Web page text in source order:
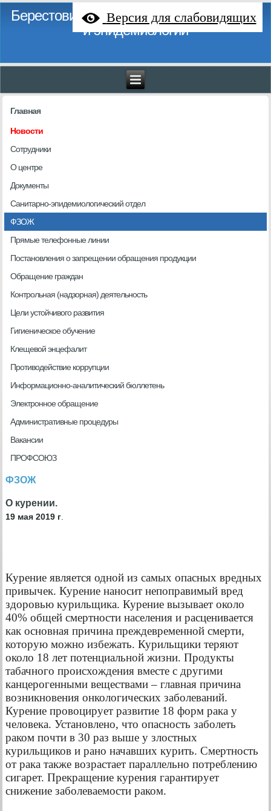
Версия для слабовидящих
Берестовицкий районный центр гигиены
и эпидемиологии
Главная
Новости
Сотрудники
О центре
Документы
Санитарно-эпидемиологический отдел
ФЗОЖ
Прямые телефонные линии
Постановления о запрещении обращения продукции
Обращение граждан
Контрольная (надзорная) деятельность
Цели устойчивого развития
Гигиеническое обучение
Клещевой энцефалит
Противодействие коррупции
Информационно-аналитический бюллетень
Электронное обращение
Административные процедуры
Вакансии
ПРОФСОЮЗ
ФЗОЖ
О курении.
19 мая 2019 г.
Курение является одной из самых опасных вредных
привычек. Курение наносит непоправимый вред
здоровью курильщика. Курение вызывает около
40% общей смертности населения и расценивается
как основная причина преждевременной смерти,
которую можно избежать. Курильщики теряют
около 18 лет потенциальной жизни. Продукты
табачного происхождения вместе с другими
канцерогенными веществами – главная причина
возникновения онкологических заболеваний.
Курение провоцирует развитие 18 форм рака у
человека. Установлено, что опасность заболеть
раком почти в 30 раз выше у злостных
курильщиков и рано начавших курить. Смертность
от рака также возрастает параллельно потреблению
сигарет. Прекращение курения гарантирует
снижение заболеваемости раком.